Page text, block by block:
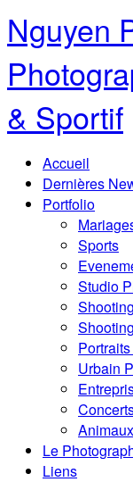
Nguyen
& Sportif
Accueil
Dernières
Portfolio
Sports
Studio
Urbain
Animaux
Le
Liens